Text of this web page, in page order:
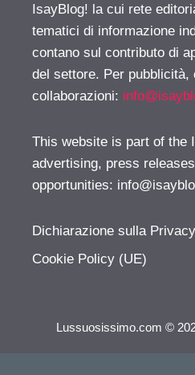
IsayBlog! la cui rete
tematici di informazione
contano sul contributo di
del settore. Per pubblicità,
collaborazioni:
This website is part of the
advertising, press
opportunities:
Dichiarazione sulla
Cookie Policy (UE)
Lussuosissimo.com ©